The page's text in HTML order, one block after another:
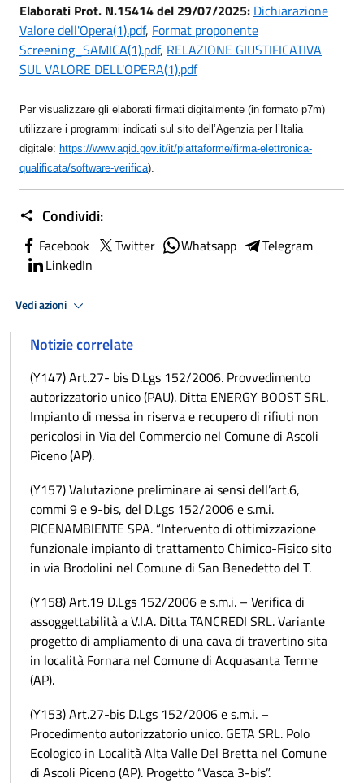
Elaborati Prot. N.15414 del 29/07/2025: Dichiarazione
Valore dell'Opera(1).pdf, Format proponente
Screening_SAMICA(1).pdf, RELAZIONE GIUSTIFICATIVA
SUL VALORE DELL'OPERA(1).pdf
Per visualizzare gli elaborati firmati digitalmente (in formato p7m)
utilizzare i programmi indicati sul sito dell’Agenzia per l’Italia
digitale: https://www.agid.gov.it/it/piattaforme/firma-elettronica-
qualificata/software-verifica).
Condividi:
Facebook Twitter Whatsapp
Telegram
LinkedIn
Vedi azioni
Notizie correlate
(Y147) Art.27- bis D.Lgs 152/2006. Provvedimento
autorizzatorio unico (PAU). Ditta ENERGY BOOST SRL.
Impianto di messa in riserva e recupero di rifiuti non
pericolosi in Via del Commercio nel Comune di Ascoli
Piceno (AP).
(Y157) Valutazione preliminare ai sensi dell’art.6,
commi 9 e 9-bis, del D.Lgs 152/2006 e s.m.i.
PICENAMBIENTE SPA. “Intervento di ottimizzazione
funzionale impianto di trattamento Chimico-Fisico sito
in via Brodolini nel Comune di San Benedetto del T.
(Y158) Art.19 D.Lgs 152/2006 e s.m.i. – Verifica di
assoggettabilità a V.I.A. Ditta TANCREDI SRL. Variante
progetto di ampliamento di una cava di travertino sita
in località Fornara nel Comune di Acquasanta Terme
(AP).
(Y153) Art.27-bis D.Lgs 152/2006 e s.m.i. –
Procedimento autorizzatorio unico. GETA SRL. Polo
Ecologico in Località Alta Valle Del Bretta nel Comune
di Ascoli Piceno (AP). Progetto “Vasca 3-bis”.